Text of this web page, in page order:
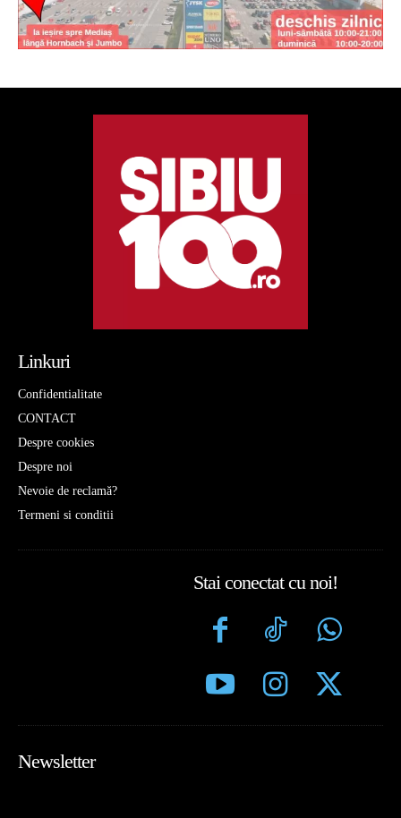
Linkuri
Confidentialitate
CONTACT
Despre cookies
Despre noi
Nevoie de reclamă?
Termeni si conditii
Stai conectat cu noi!
Newsletter